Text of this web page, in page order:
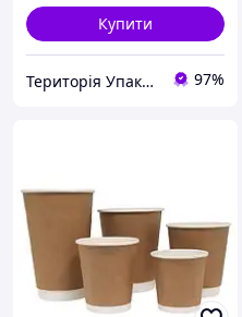
Купити
Територія Упаковки 97%